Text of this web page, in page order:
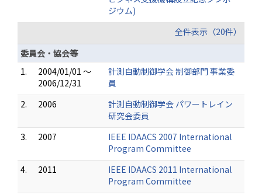
ジウム)
全件表示（20件）
委員会・協会等
1.
2004/01/01 ～
2006/12/31
計測自動制御学会 制御部門 事業委
員
2.
2006
計測自動制御学会 パワートレイン
研究会委員
3.
2007
IEEE IDAACS 2007 International
Program Committee
4.
2011
IEEE IDAACS 2011 International
Program Committee